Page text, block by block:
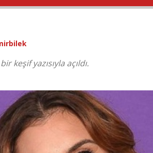
keşif yazısıyla açıldı.